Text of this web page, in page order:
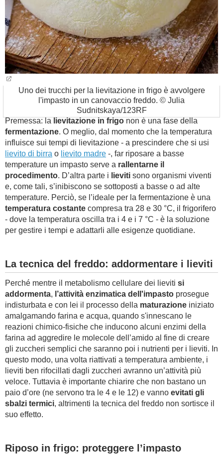
Uno dei trucchi per la lievitazione in frigo è avvolgere
l'impasto in un canovaccio freddo. © Julia
Sudnitskaya/123RF
Premessa: la lievitazione in frigo non è una fase della
fermentazione. O meglio, dal momento che la temperatura
influisce sui tempi di lievitazione - a prescindere che si usi
lievito di birra o lievito madre -, far riposare a basse
temperature un impasto serve a rallentarne il
procedimento. D’altra parte i lieviti sono organismi viventi
e, come tali, s’inibiscono se sottoposti a basse o ad alte
temperature. Perciò, se l’ideale per la fermentazione è una
temperatura costante compresa tra 28 e 30 °C, il frigorifero
- dove la temperatura oscilla tra i 4 e i 7 °C - è la soluzione
per gestire i tempi e adattarli alle esigenze quotidiane.
La tecnica del freddo: addormentare i lieviti
Perché mentre il metabolismo cellulare dei lieviti si
addormenta, l’attività enzimatica dell'impasto prosegue
indisturbata e con lei il processo della maturazione iniziato
amalgamando farina e acqua, quando s'innescano le
reazioni chimico-fisiche che inducono alcuni enzimi della
farina ad aggredire le molecole dell’amido al fine di creare
gli zuccheri semplici che saranno poi i nutrienti per i lieviti. In
questo modo, una volta riattivati a temperatura ambiente, i
lieviti ben rifocillati dagli zuccheri avranno un’attività più
veloce. Tuttavia è importante chiarire che non bastano un
paio d’ore (ne servono tra le 4 e le 12) e vanno evitati gli
sbalzi termici, altrimenti la tecnica del freddo non sortisce il
suo effetto.
Riposo in frigo: proteggere l’impasto